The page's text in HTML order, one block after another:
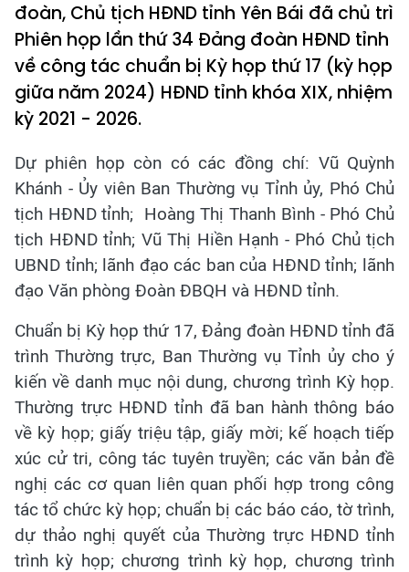
đoàn, Chủ tịch HĐND tỉnh Yên Bái đã chủ trì
Phiên họp lần thứ 34 Đảng đoàn HĐND tỉnh
về công tác chuẩn bị Kỳ họp thứ 17 (kỳ họp
giữa năm 2024) HĐND tỉnh khóa XIX, nhiệm
kỳ 2021 - 2026.
Dự phiên họp còn có các đồng chí: Vũ Quỳnh
Khánh - Ủy viên Ban Thường vụ Tỉnh ủy, Phó Chủ
tịch HĐND tỉnh; Hoàng Thị Thanh Bình - Phó Chủ
tịch HĐND tỉnh; Vũ Thị Hiền Hạnh - Phó Chủ tịch
UBND tỉnh; lãnh đạo các ban của HĐND tỉnh; lãnh
đạo Văn phòng Đoàn ĐBQH và HĐND tỉnh.
Chuẩn bị Kỳ họp thứ 17, Đảng đoàn HĐND tỉnh đã
trình Thường trực, Ban Thường vụ Tỉnh ủy cho ý
kiến về danh mục nội dung, chương trình Kỳ họp.
Thường trực HĐND tỉnh đã ban hành thông báo
về kỳ họp; giấy triệu tập, giấy mời; kế hoạch tiếp
xúc cử tri, công tác tuyên truyền; các văn bản đề
nghị các cơ quan liên quan phối hợp trong công
tác tổ chức kỳ họp; chuẩn bị các báo cáo, tờ trình,
dự thảo nghị quyết của Thường trực HĐND tỉnh
trình kỳ họp; chương trình kỳ họp, chương trình